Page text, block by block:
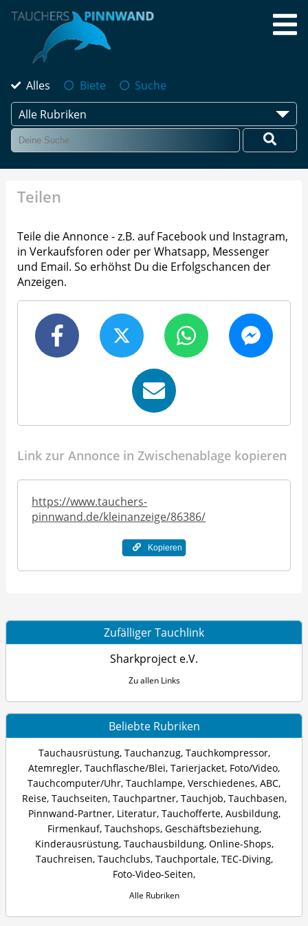
Alles Biete
Suche
Alle Rubriken
Teilen
Teile die Annonce - z.B. auf Facebook und Instagram,
in Verkaufsforen oder per Whatsapp, Messenger
und Email. So erhöhst Du die Erfolgschancen der
Anzeigen.
Link zur Annonce in Zwischenablage kopieren
https://www.tauchers-
pinnwand.de/kleinanzeige/86386/
Kopieren
Zufälliger Tauchlink
Sharkproject e.V.
Zu allen Links
Beliebte Rubriken
Tauchausrüstung, Tauchanzug, Tauchkompressor,
Atemregler, Tauchflasche/Blei, Tarierjacket, Foto/Video,
Tauchcomputer/Uhr, Tauchlampe, Verschiedenes, ABC,
Reise, Tauchseiten, Tauchpartner, Tauchjob, Tauchbasen,
Pinnwand-Partner, Literatur, Tauchofferte, Ausbildung,
Firmenkauf, Tauchshops, Geschäftsbeziehung,
Kinderausrüstung, Tauchausbildung, Online-Shops,
Tauchreisen, Tauchclubs, Tauchportale, TEC-Diving,
Foto-Video-Seiten,
Alle Rubriken